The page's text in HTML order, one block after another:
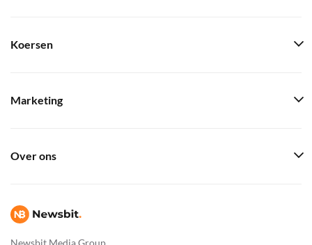
Newsbit Media Group
Koersen
Marketing
Over ons